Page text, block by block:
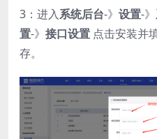
3：进入系统后台-》 设置-》
置-》 接口设置 点击安装并
存。